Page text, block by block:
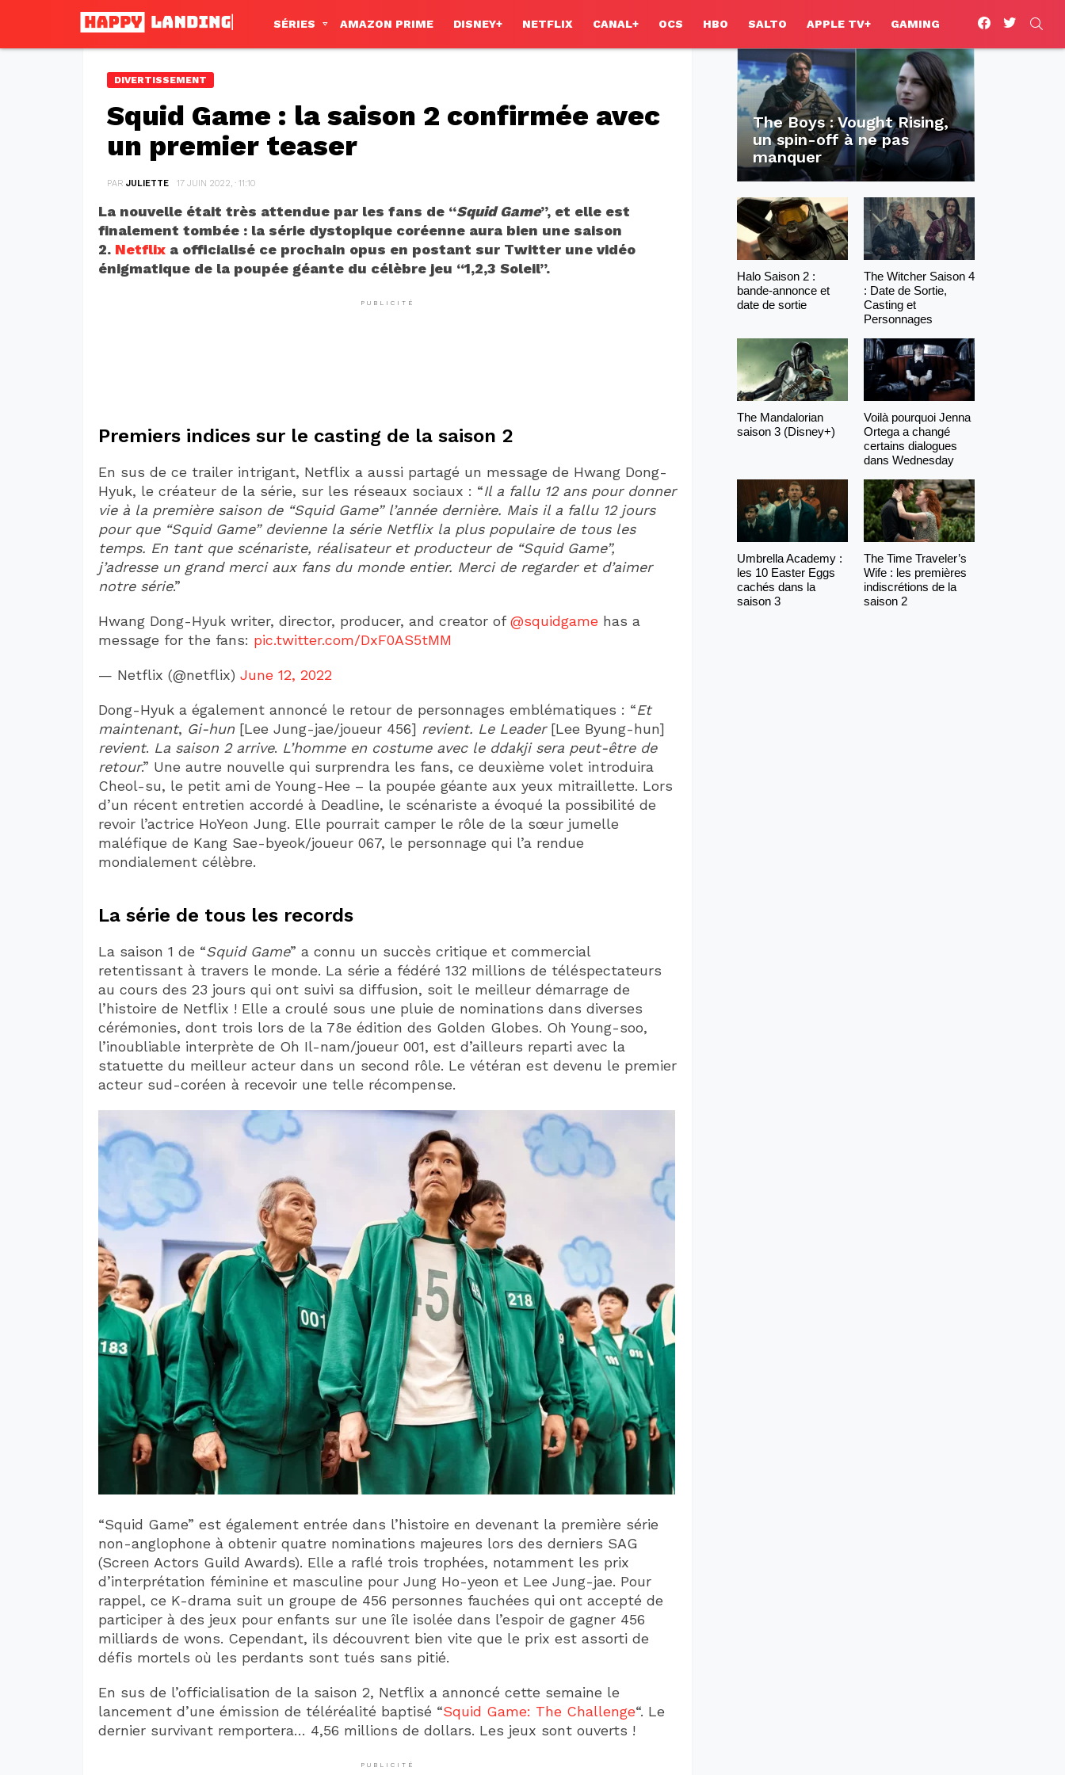
SÉRIES AMAZON PRIME DISNEY+ NETFLIX CANAL+ OCS HBO SALTO APPLE TV+ GAMING
facebooktwitter
DIVERTISSEMENT
Squid Game : la saison 2 confirmée avec
un premier teaser
PAR JULIETTE 17 JUIN 2022, · 11:10
La nouvelle était très attendue par les fans de “Squid Game”, et elle est
finalement tombée : la série dystopique coréenne aura bien une saison
2. Netflixa officialisé ce prochain opus en postant sur Twitter une vidéo
énigmatique de la poupée géante du célèbre jeu “1,2,3 Soleil”.
PUBLICITÉ
Premiers indices sur le casting de la saison 2
En sus de ce trailer intrigant, Netflix a aussi partagé un message de Hwang Dong-
Hyuk, le créateur de la série, sur les réseaux sociaux : “Il a fallu 12 ans pour donner
vie à la première saison de “Squid Game” l’année dernière. Mais il a fallu 12 jours
pour que “Squid Game” devienne la série Netflix la plus populaire de tous les
temps. En tant que scénariste, réalisateur et producteur de “Squid Game”,
j’adresse un grand merci aux fans du monde entier. Merci de regarder et d’aimer
notre série.”
Hwang Dong-Hyuk writer, director, producer, and creator of@squidgame has a
message for the fans: pic.twitter.com/DxF0AS5tMM
— Netflix (@netflix) June 12, 2022
Dong-Hyuk a également annoncé le retour de personnages emblématiques : “Et
maintenant, Gi-hun[Lee Jung-jae/joueur 456] revient. Le Leader[Lee Byung-hun]
revient. La saison 2 arrive. L’homme en costume avec le ddakji sera peut-être de
retour.” Une autre nouvelle qui surprendra les fans, ce deuxième volet introduira
Cheol-su, le petit ami de Young-Hee – la poupée géante aux yeux mitraillette. Lors
d’un récent entretien accordé à Deadline, le scénariste a évoqué la possibilité de
revoir l’actrice HoYeon Jung. Elle pourrait camper le rôle de la sœur jumelle
maléfique de Kang Sae-byeok/joueur 067, le personnage qui l’a rendue
mondialement célèbre.
La série de tous les records
La saison 1 de “Squid Game” a connu un succès critique et commercial
retentissant à travers le monde. La série a fédéré 132 millions de téléspectateurs
au cours des 23 jours qui ont suivi sa diffusion, soit le meilleur démarrage de
l’histoire de Netflix ! Elle a croulé sous une pluie de nominations dans diverses
cérémonies, dont trois lors de la 78e édition des Golden Globes. Oh Young-soo,
l’inoubliable interprète de Oh Il-nam/joueur 001, est d’ailleurs reparti avec la
statuette du meilleur acteur dans un second rôle. Le vétéran est devenu le premier
acteur sud-coréen à recevoir une telle récompense.
“Squid Game” est également entrée dans l’histoire en devenant la première série
non-anglophone à obtenir quatre nominations majeures lors des derniers SAG
(Screen Actors Guild Awards). Elle a raflé trois trophées, notamment les prix
d’interprétation féminine et masculine pour Jung Ho-yeon et Lee Jung-jae. Pour
rappel, ce K-drama suit un groupe de 456 personnes fauchées qui ont accepté de
participer à des jeux pour enfants sur une île isolée dans l’espoir de gagner 456
milliards de wons. Cependant, ils découvrent bien vite que le prix est assorti de
défis mortels où les perdants sont tués sans pitié.
En sus de l’officialisation de la saison 2, Netflix a annoncé cette semaine le
lancement d’une émission de téléréalité baptisé “Squid Game: The Challenge“. Le
dernier survivant remportera… 4,56 millions de dollars. Les jeux sont ouverts !
PUBLICITÉ
The Boys : Vought Rising,
un spin-off à ne pas
manquer
Halo Saison 2 :
bande-annonce et
date de sortie
The Witcher Saison 4
: Date de Sortie,
Casting et
Personnages
The Mandalorian
saison 3 (Disney+)
Voilà pourquoi Jenna
Ortega a changé
certains dialogues
dans Wednesday
Umbrella Academy :
les 10 Easter Eggs
cachés dans la
saison 3
The Time Traveler’s
Wife : les premières
indiscrétions de la
saison 2